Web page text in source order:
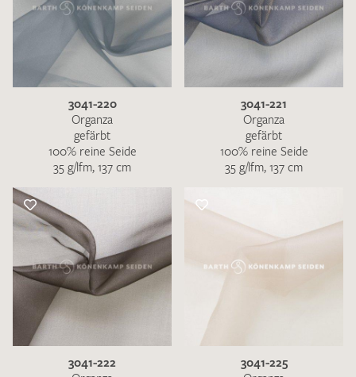
3041-220
Organza
gefärbt
100% reine Seide
35 g/lfm, 137 cm
3041-221
Organza
gefärbt
100% reine Seide
35 g/lfm, 137 cm
3041-222
3041-225